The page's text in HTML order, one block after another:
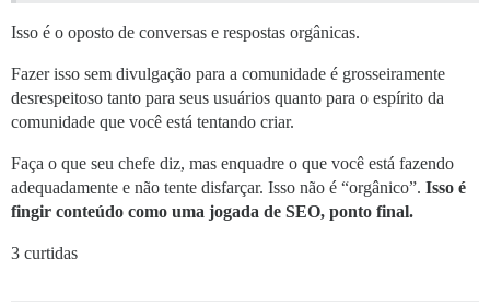
Isso é o oposto de conversas e respostas orgânicas.
Fazer isso sem divulgação para a comunidade é grosseiramente
desrespeitoso tanto para seus usuários quanto para o espírito da
comunidade que você está tentando criar.
Faça o que seu chefe diz, mas enquadre o que você está fazendo
adequadamente e não tente disfarçar. Isso não é “orgânico”. Isso é
fingir conteúdo como uma jogada de SEO, ponto final.
3 curtidas